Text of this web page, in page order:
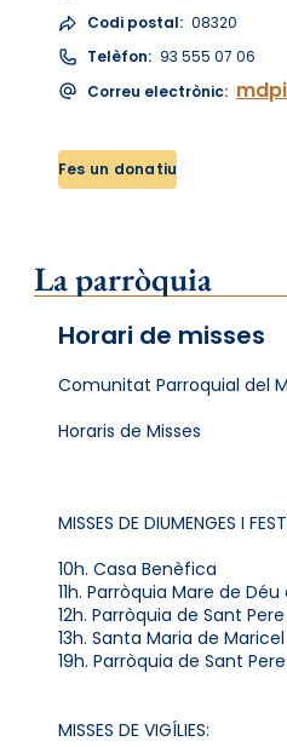
Codi postal: 08320
Telèfon: 93 555 07 06
Correu electrònic:
Fes un donatiu
La parròquia
Horari de misses
Comunitat Parroquial del
Horaris de Misses
MISSES DE DIUMENGES I
10h. Casa Benèfica
11h. Parròquia Mare de Déu
12h. Parròquia de Sant Pere
13h. Santa Maria de
19h. Parròquia de Sant
MISSES DE VIGÍLIES: